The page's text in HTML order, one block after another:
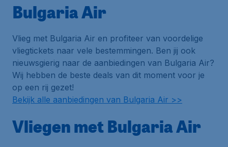
Bulgaria Air
Vlieg met Bulgaria Air en profiteer van voordelige
vliegtickets naar vele bestemmingen. Ben jij ook
nieuwsgierig naar de aanbiedingen van Bulgaria Air?
Wij hebben de beste deals van dit moment voor je
op een rij gezet!
Bekijk alle aanbiedingen van Bulgaria Air >>
Vliegen met Bulgaria Air